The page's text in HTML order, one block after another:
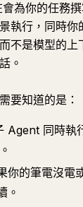
為你的任務
執行，同時你
不是模型的上
。
要知道的是：
Agent 同時執
你的筆電沒電
。